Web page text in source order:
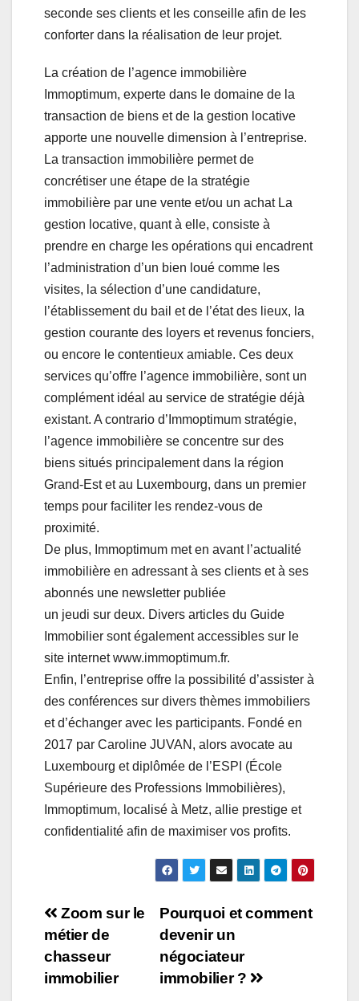
seconde ses clients et les conseille afin de les
conforter dans la réalisation de leur projet.
La création de l’agence immobilière
Immoptimum, experte dans le domaine de la
transaction de biens et de la gestion locative
apporte une nouvelle dimension à l’entreprise.
La transaction immobilière permet de
concrétiser une étape de la stratégie
immobilière par une vente et/ou un achat La
gestion locative, quant à elle, consiste à
prendre en charge les opérations qui encadrent
l’administration d’un bien loué comme les
visites, la sélection d’une candidature,
l’établissement du bail et de l’état des lieux, la
gestion courante des loyers et revenus fonciers,
ou encore le contentieux amiable. Ces deux
services qu’offre l’agence immobilière, sont un
complément idéal au service de stratégie déjà
existant. A contrario d’Immoptimum stratégie,
l’agence immobilière se concentre sur des
biens situés principalement dans la région
Grand-Est et au Luxembourg, dans un premier
temps pour faciliter les rendez-vous de
proximité.
De plus, Immoptimum met en avant l’actualité
immobilière en adressant à ses clients et à ses
abonnés une newsletter publiée
un jeudi sur deux. Divers articles du Guide
Immobilier sont également accessibles sur le
site internet www.immoptimum.fr.
Enfin, l’entreprise offre la possibilité d’assister à
des conférences sur divers thèmes immobiliers
et d’échanger avec les participants. Fondé en
2017 par Caroline JUVAN, alors avocate au
Luxembourg et diplômée de l’ESPI (École
Supérieure des Professions Immobilières),
Immoptimum, localisé à Metz, allie prestige et
confidentialité afin de maximiser vos profits.
Navigation
de
l’article
Pourquoi et comment
devenir un
négociateur
immobilier ?
Zoom sur le
métier de
chasseur
immobilier